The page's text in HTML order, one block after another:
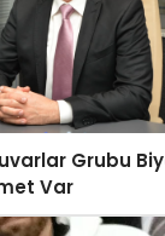
Grubu
Var